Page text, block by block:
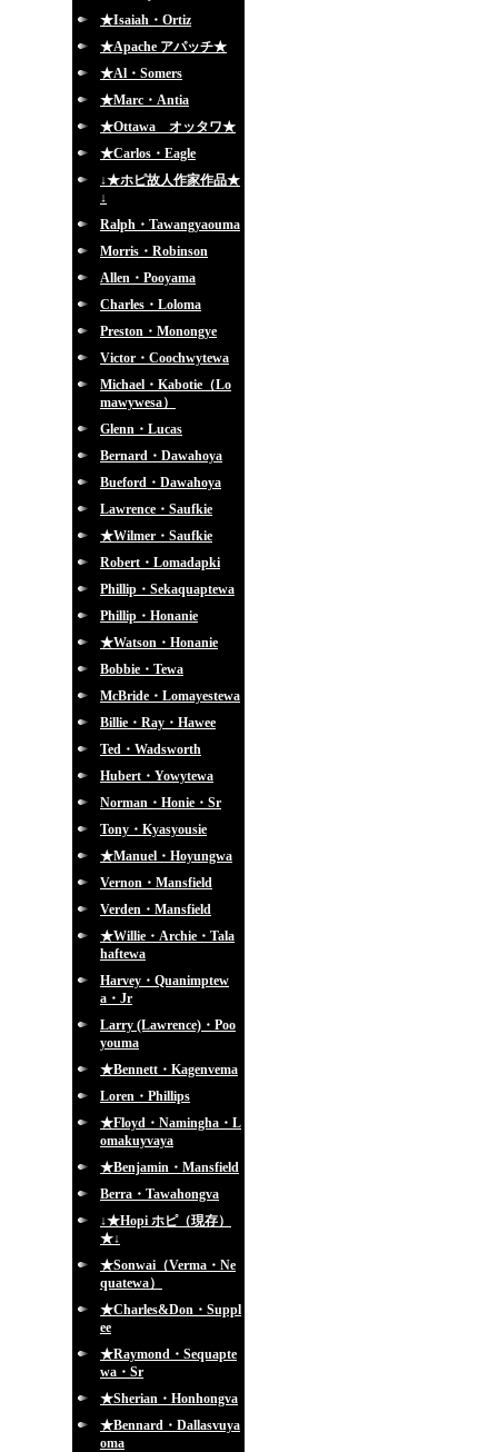
★Isaiah・Ortiz
★Apache アパッチ★
★Al・Somers
★Marc・Antia
★Ottawa オッタワ★
★Carlos・Eagle
↓★ホピ故人作家作品★
↓
Ralph・Tawangyaouma
Morris・Robinson
Allen・Pooyama
Charles・Loloma
Preston・Monongye
Victor・Coochwytewa
Michael・Kabotie（Lo
mawywesa）
Glenn・Lucas
Bernard・Dawahoya
Bueford・Dawahoya
Lawrence・Saufkie
★Wilmer・Saufkie
Robert・Lomadapki
Phillip・Sekaquaptewa
Phillip・Honanie
★Watson・Honanie
Bobbie・Tewa
McBride・Lomayestewa
Billie・Ray・Hawee
Ted・Wadsworth
Hubert・Yowytewa
Norman・Honie・Sr
Tony・Kyasyousie
★Manuel・Hoyungwa
Vernon・Mansfield
Verden・Mansfield
★Willie・Archie・Tala
haftewa
Harvey・Quanimptew
a・Jr
Larry (Lawrence)・Poo
youma
★Bennett・Kagenvema
Loren・Phillips
★Floyd・Namingha・L
omakuyvaya
★Benjamin・Mansfield
Berra・Tawahongva
↓★Hopi ホピ（現存）
★↓
★Sonwai（Verma・Ne
quatewa）
★Charles&Don・Suppl
ee
★Raymond・Sequapte
wa・Sr
★Sherian・Honhongva
★Bennard・Dallasvuya
oma